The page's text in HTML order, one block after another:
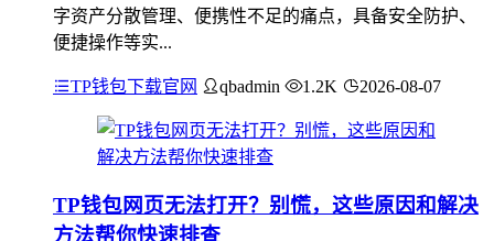
字资产分散管理、便携性不足的痛点，具备安全防护、
便捷操作等实...
TP钱包下载官网 qbadmin 1.2K 2026-08-07
TP钱包网页无法打开？别慌，这些原因和解决
方法帮你快速排查